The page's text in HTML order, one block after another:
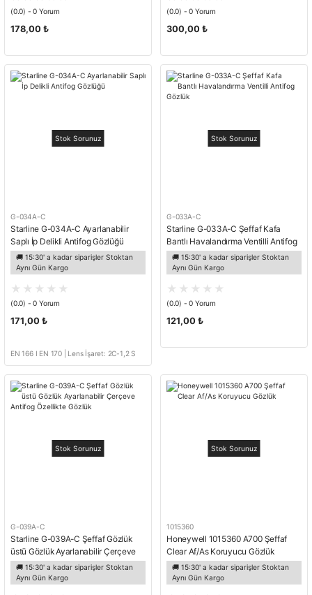
(0.0) - 0 Yorum
178,00 ₺
(0.0) - 0 Yorum
300,00 ₺
Stok Sorunuz
G-034A-C
Starline G-034A-C Ayarlanabilir
Saplı İp Delikli Antifog Gözlüğü
🚚 15:30' a kadar siparişler Stoktan
Aynı Gün Kargo
(0.0) - 0 Yorum
171,00 ₺
EN 166 I EN 170 | Lens İşaret: 2C-1,2 S
TARLINE 1 FT CE
Stok Sorunuz
G-033A-C
Starline G-033A-C Şeffaf Kafa
Bantlı Havalandırma Ventilli Antifog
Gözlük
🚚 15:30' a kadar siparişler Stoktan
Aynı Gün Kargo
(0.0) - 0 Yorum
121,00 ₺
Stok Sorunuz
G-039A-C
Starline G-039A-C Şeffaf Gözlük
üstü Gözlük Ayarlanabilir Çerçeve
Antifog Özellikte Gözlük
🚚 15:30' a kadar siparişler Stoktan
Aynı Gün Kargo
Stok Sorunuz
1015360
Honeywell 1015360 A700 Şeffaf
Clear Af/As Koruyucu Gözlük
🚚 15:30' a kadar siparişler Stoktan
Aynı Gün Kargo